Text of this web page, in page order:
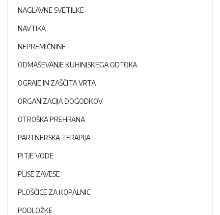
NAGLAVNE SVETILKE
NAVTIKA
NEPREMIČNINE
ODMAŠEVANJE KUHINJSKEGA ODTOKA
OGRAJE IN ZAŠČITA VRTA
ORGANIZACIJA DOGODKOV
OTROŠKA PREHRANA
PARTNERSKA TERAPIJA
PITJE VODE
PLISE ZAVESE
PLOŠČICE ZA KOPALNIC
PODLOŽKE